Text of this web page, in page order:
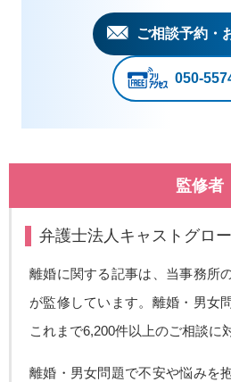
ご相談予約・
050-
監修者
弁護士法人キャストグロ
離婚に関する記事は、当事務所
が監修しています。離婚・男女
これまで6,200件以上のご相談に
離婚・男女問題で不安や悩みを